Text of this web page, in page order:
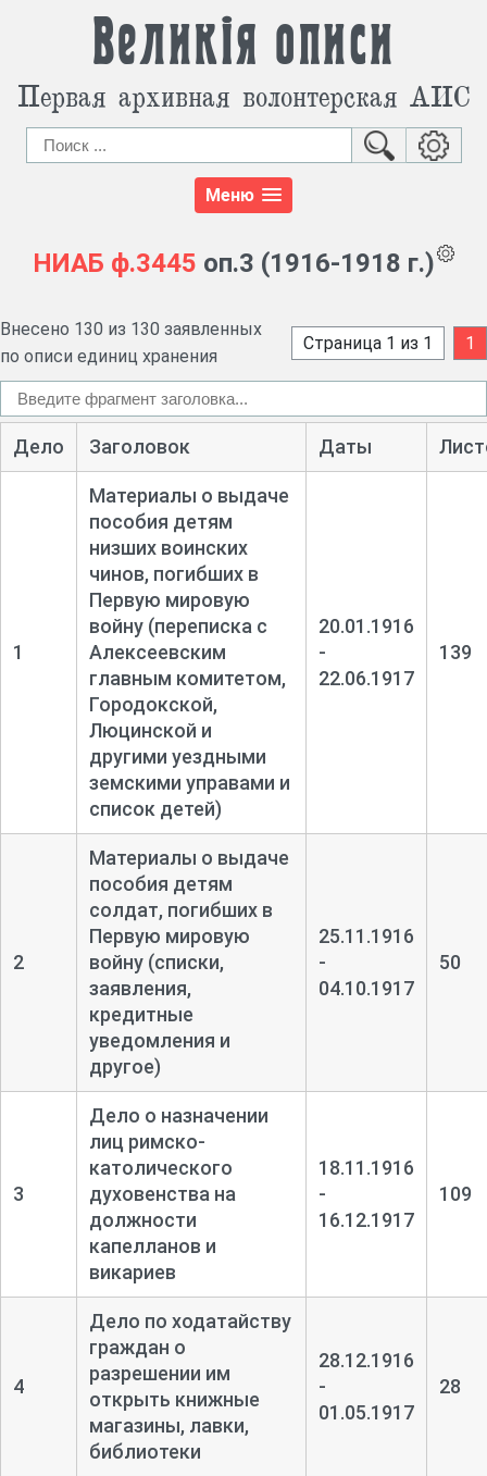
Великія описи
Первая архивная волонтерская АИС
Меню
НИАБ ф.3445 оп.3 (1916-1918 г.)
Внесено 130 из 130 заявленных
по описи единиц хранения
Страница 1 из 1 1
Дело Заголовок Даты
1
Материалы о выдаче
пособия детям
низших воинских
чинов, погибших в
Первую мировую
войну (переписка с
Алексеевским
главным комитетом,
Городокской,
Люцинской и
другими уездными
земскими управами и
список детей)
20.01.1916
-
22.06.1917
139
2
Материалы о выдаче
пособия детям
солдат, погибших в
Первую мировую
войну (списки,
заявления,
кредитные
уведомления и
другое)
25.11.1916
-
04.10.1917
50
3
Дело о назначении
лиц римско-
католического
духовенства на
должности
капелланов и
викариев
18.11.1916
-
16.12.1917
109
4
Дело по ходатайству
граждан о
разрешении им
открыть книжные
магазины, лавки,
библиотеки
28.12.1916
-
01.05.1917
28